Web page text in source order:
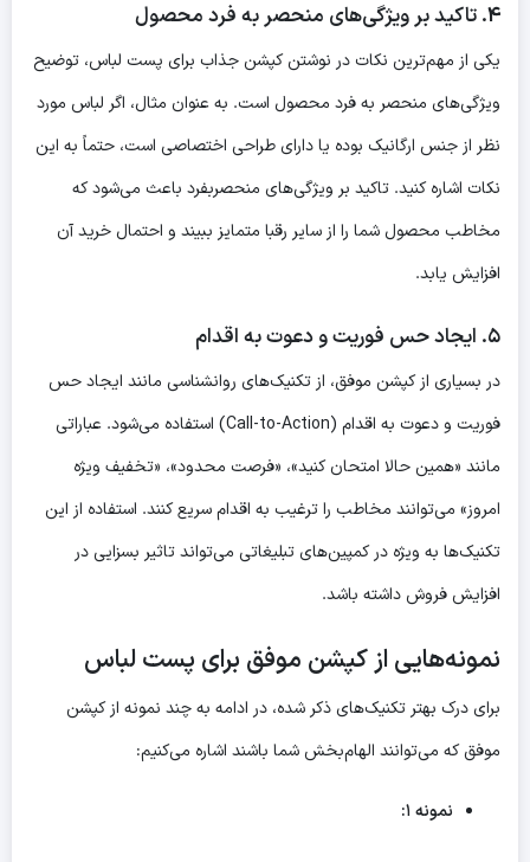
۴. تاکید بر ویژگی‌های منحصر به فرد محصول
یکی از مهم‌ترین نکات در نوشتن کپشن جذاب برای پست لباس، توضیح
ویژگی‌های منحصر به فرد محصول است. به عنوان مثال، اگر لباس مورد
نظر از جنس ارگانیک بوده یا دارای طراحی اختصاصی است، حتماً به این
نکات اشاره کنید. تاکید بر ویژگی‌های منحصربفرد باعث می‌شود که
مخاطب محصول شما را از سایر رقبا متمایز ببیند و احتمال خرید آن
افزایش یابد.
۵. ایجاد حس فوریت و دعوت به اقدام
در بسیاری از کپشن موفق، از تکنیک‌های روانشناسی مانند ایجاد حس
فوریت و دعوت به اقدام (Call-to-Action) استفاده می‌شود. عباراتی
مانند «همین حالا امتحان کنید»، «فرصت محدود»، «تخفیف ویژه
امروز» می‌توانند مخاطب را ترغیب به اقدام سریع کنند. استفاده از این
تکنیک‌ها به ویژه در کمپین‌های تبلیغاتی می‌تواند تاثیر بسزایی در
افزایش فروش داشته باشد.
نمونه‌هایی از کپشن موفق برای پست لباس
برای درک بهتر تکنیک‌های ذکر شده، در ادامه به چند نمونه از کپشن
موفق که می‌توانند الهام‌بخش شما باشند اشاره می‌کنیم:
نمونه ۱: